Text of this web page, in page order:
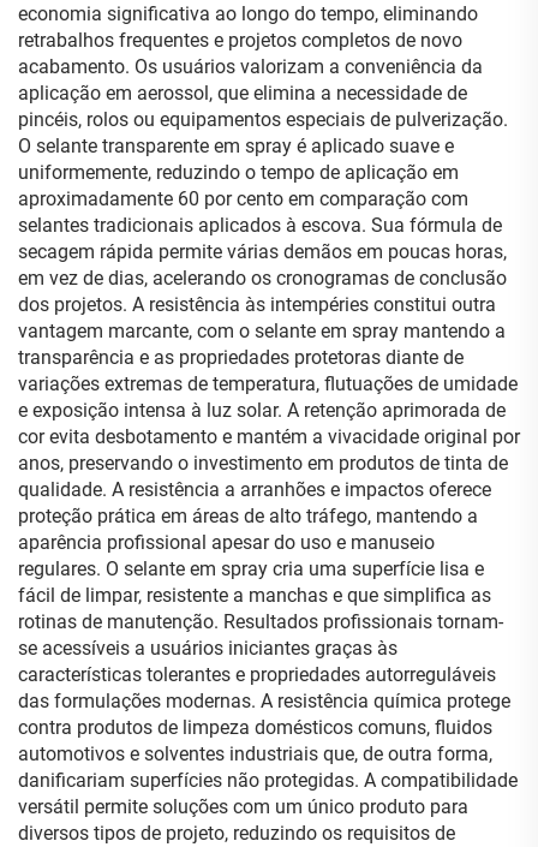
economia significativa ao longo do tempo, eliminando
retrabalhos frequentes e projetos completos de novo
acabamento. Os usuários valorizam a conveniência da
aplicação em aerossol, que elimina a necessidade de
pincéis, rolos ou equipamentos especiais de pulverização.
O selante transparente em spray é aplicado suave e
uniformemente, reduzindo o tempo de aplicação em
aproximadamente 60 por cento em comparação com
selantes tradicionais aplicados à escova. Sua fórmula de
secagem rápida permite várias demãos em poucas horas,
em vez de dias, acelerando os cronogramas de conclusão
dos projetos. A resistência às intempéries constitui outra
vantagem marcante, com o selante em spray mantendo a
transparência e as propriedades protetoras diante de
variações extremas de temperatura, flutuações de umidade
e exposição intensa à luz solar. A retenção aprimorada de
cor evita desbotamento e mantém a vivacidade original por
anos, preservando o investimento em produtos de tinta de
qualidade. A resistência a arranhões e impactos oferece
proteção prática em áreas de alto tráfego, mantendo a
aparência profissional apesar do uso e manuseio
regulares. O selante em spray cria uma superfície lisa e
fácil de limpar, resistente a manchas e que simplifica as
rotinas de manutenção. Resultados profissionais tornam-
se acessíveis a usuários iniciantes graças às
características tolerantes e propriedades autorreguláveis
das formulações modernas. A resistência química protege
contra produtos de limpeza domésticos comuns, fluidos
automotivos e solventes industriais que, de outra forma,
danificariam superfícies não protegidas. A compatibilidade
versátil permite soluções com um único produto para
diversos tipos de projeto, reduzindo os requisitos de